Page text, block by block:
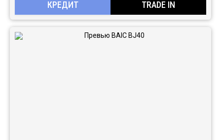
КРЕДИТ TRADE IN